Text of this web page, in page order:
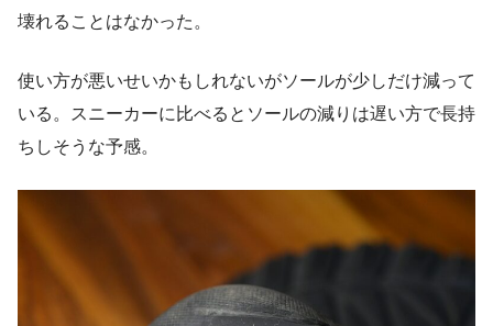
壊れることはなかった。
使い方が悪いせいかもしれないがソールが少しだけ減って
いる。スニーカーに比べるとソールの減りは遅い方で長持
ちしそうな予感。